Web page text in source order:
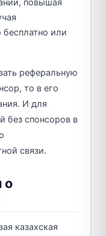
или
реферальную
то в его
И для
без спонсоров в
связи.
о
казахская